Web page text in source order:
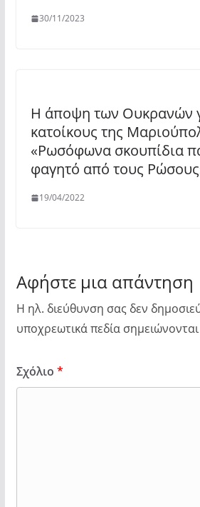
30/11/2023
Η άποψη των Ουκρανών
κατοίκους της
«Ρωσόφωνα σκουπίδια
φαγητό από τους
19/04/2022
Αφήστε μια απάντηση
Η ηλ. διεύθυνση σας δεν
υποχρεωτικά πεδία
Σχόλιο *